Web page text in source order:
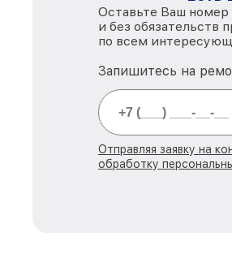
Оставьте Ваш номер
и без обязательств
по всем
Запишитесь на
Отправляя заявку на
обработку